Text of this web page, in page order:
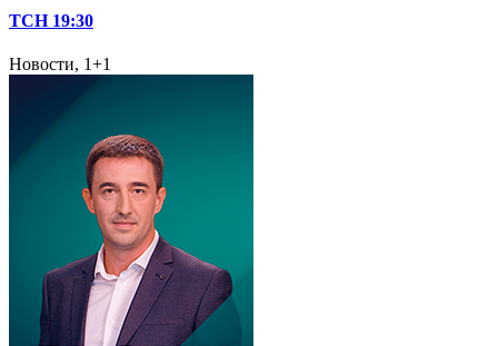
ТСН 19:30
Новости, 1+1